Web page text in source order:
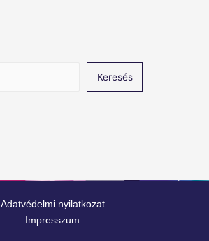
Keresés
Adatvédelmi nyilatkozat
Impresszum